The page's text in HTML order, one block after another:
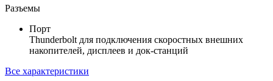
Разъемы
Порт
Thunderbolt для подключения скоростных внешних
накопителей, дисплеев и док-станций
Все характеристики